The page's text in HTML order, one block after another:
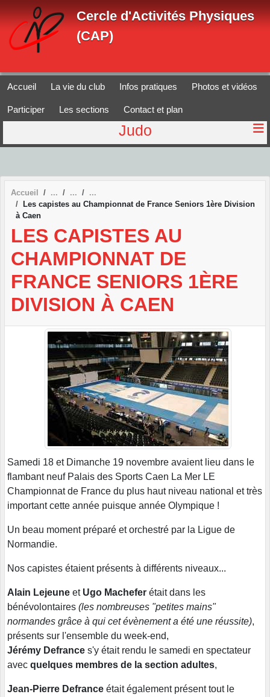
Cercle d'Activités Physiques
(CAP)
Accueil La vie du club Infos pratiques Photos et vidéos
Participer Les sections Contact et plan
Judo
Accueil
Les capistes au Championnat de France Seniors 1ère Division
à Caen
LES CAPISTES AU
CHAMPIONNAT DE
FRANCE SENIORS 1ÈRE
DIVISION À CAEN
Samedi 18 et Dimanche 19 novembre avaient lieu dans le
flambant neuf Palais des Sports Caen La Mer LE
Championnat de France du plus haut niveau national et très
important cette année puisque année Olympique !
Un beau moment préparé et orchestré par la Ligue de
Normandie.
Nos capistes étaient présents à différents niveaux...
Alain Lejeune et Ugo Machefer était dans les
bénévolontaires (les nombreuses "petites mains"
normandes grâce à qui cet évènement a été une réussite),
présents sur l'ensemble du week-end,
Jérémy Defrance s'y était rendu le samedi en spectateur
avec quelques membres de la section adultes,
Jean-Pierre Defrance était également présent tout le
Panneau de gestion des cookies